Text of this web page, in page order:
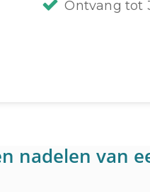
Ontvang tot
nadelen van